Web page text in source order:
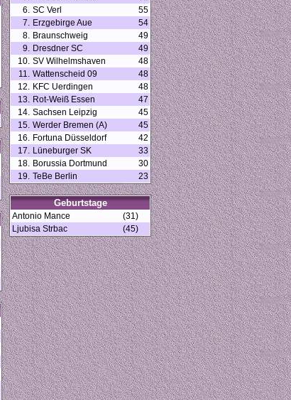
6. SC Verl
55
7. Erzgebirge Aue
54
8. Braunschweig
49
9. Dresdner SC
49
10. SV Wilhelmshaven
48
11. Wattenscheid 09
48
12. KFC Uerdingen
48
13. Rot-Weiß Essen
47
14. Sachsen Leipzig
45
15. Werder Bremen (A)
45
16. Fortuna Düsseldorf
42
17. Lüneburger SK
33
18. Borussia Dortmund
30
19. TeBe Berlin 23
Geburtstage
Antonio Mance
(31)
Ljubisa Strbac
(45)